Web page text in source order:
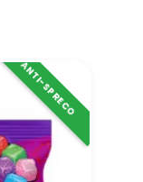
ANTI-SPRECO